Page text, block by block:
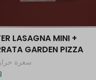
LASAGNA MINI +
GARDEN PIZZA
0 سعرة
حد أقصى 10